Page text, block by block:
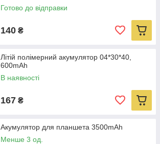
Готово до відправки
140 ₴
Літій полімерний акумулятор 04*30*40,
600mAh
В наявності
167 ₴
Акумулятор для планшета 3500mAh
Менше 3 од.